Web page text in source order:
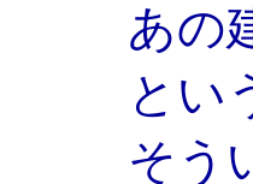
あの
とい
そう